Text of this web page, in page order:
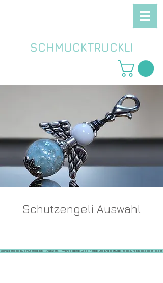
SCHMUCKTRUCKLI
Schutzengeli Auswahl
Schutzengeli aus Muranoglas - Auswahl - Wähle deine Glas-Farbe und Engelsflügel in gold, rosa gold oder silber